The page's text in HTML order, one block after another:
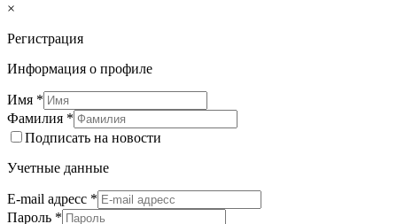
×
Регистрация
Информация о профиле
Имя *
Фамилия *
Подписать на новости
Учетные данные
E-mail адресс *
Пароль *